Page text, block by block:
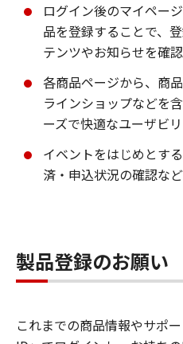
ログイン後のマイペー
品を登録することで、
テンツやお知らせを確
各商品ページから、商
ラインショップなどを
ーズで快適なユーザビ
イベントをはじめとす
済・申込状況の確認な
製品登録のお願い
これまでの商品情報やサポ